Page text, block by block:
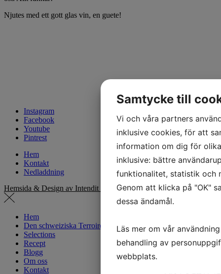
Njutes med ett gott glas vin, en guete!
Instagram
Facebook
Youtube
Pintrest
Hem
Kontakt
Nedladdning
Hemsida & Design av Intendit Webbyrå
Hem
Den schweiziska Terroiren
Selections
Recept
Blogg
Om oss
Kontakt
Samtycke till
Vi och våra partners
inklusive cookies, för att
information om dig för
inklusive: bättre
funktionalitet, statistik och
Genom att klicka på "OK"
dessa ändamål.
Läs mer om vår
behandling av
webbplats.